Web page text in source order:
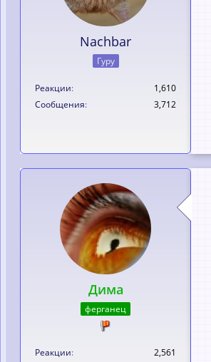
Nachbar
Гуру
Реакции
1,610
Сообщения
3,712
Дима
ферганец
Реакции
2,561